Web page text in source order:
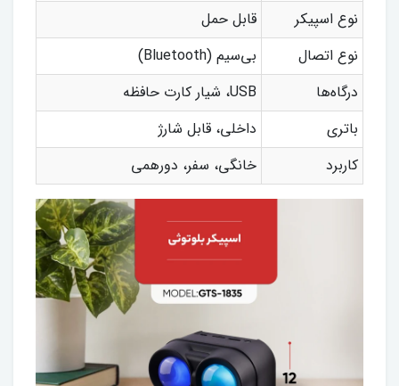
نوع اسپیکر
قابل حمل
نوع اتصال
بی‌سیم (Bluetooth)
درگاه‌ها
USB، شیار کارت حافظه
باتری
داخلی، قابل شارژ
کاربرد
خانگی، سفر، دورهمی